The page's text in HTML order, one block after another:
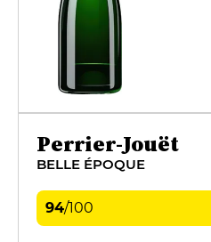
Perrier-Jouët
BELLE ÉPOQUE
94/100